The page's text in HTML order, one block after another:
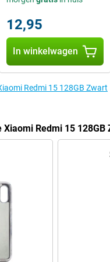
12,95
In winkelwagen
Redmi 15 128GB Zwart
Redmi 15 128GB